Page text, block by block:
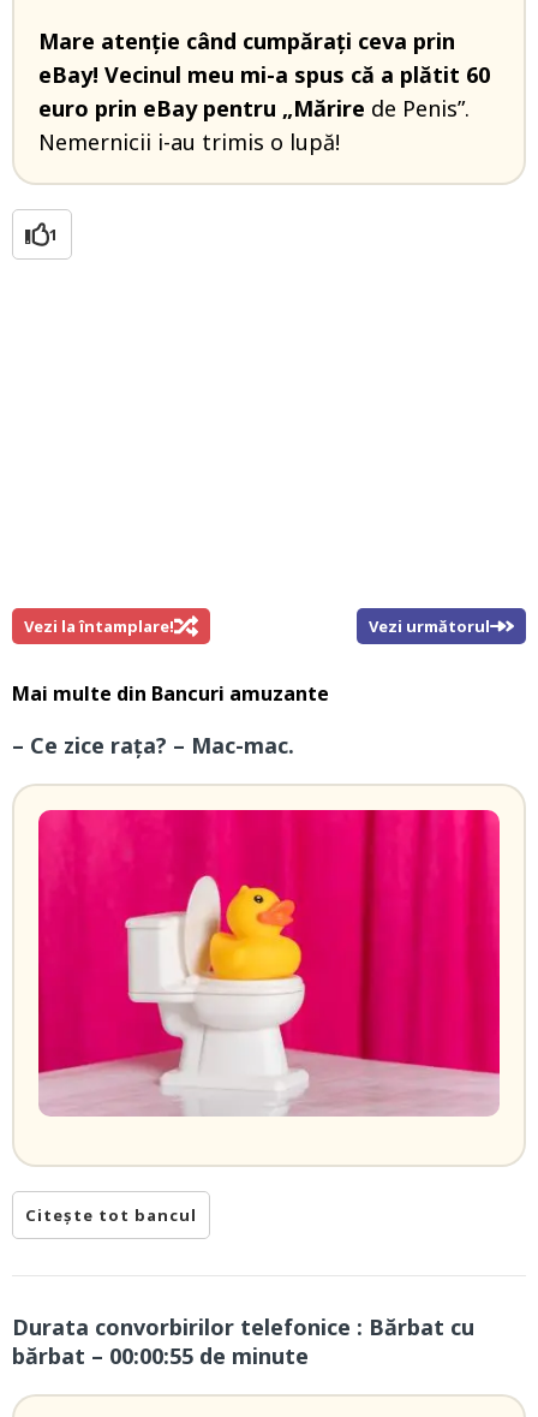
Mare atenţie când cumpăraţi ceva prin
eBay! Vecinul meu mi-a spus că a plătit 60
euro prin eBay pentru „Mărire de Penis”.
Nemernicii i-au trimis o lupă!
1
Vezi la întamplare! Vezi următorul
Mai multe din Bancuri amuzante
– Ce zice rața? – Mac-mac.
Citește tot bancul
Durata convorbirilor telefonice : Bărbat cu
bărbat – 00:00:55 de minute